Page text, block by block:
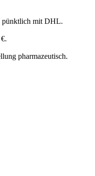
pünktlich mit DHL.
€.
pharmazeutisch.